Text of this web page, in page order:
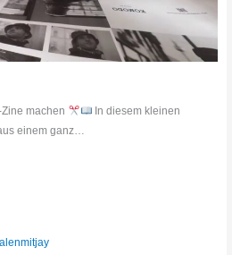
machen
In diesem kleinen
einem ganz…